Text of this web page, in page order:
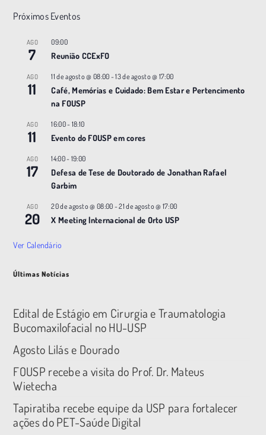
Próximos Eventos
AGO
7
09:00
Reunião CCExFO
AGO
11
11 de agosto @ 08:00 -13 de agosto @ 17:00
Café, Memórias e Cuidado: Bem Estar e Pertencimento
na FOUSP
AGO
11
16:00- 18:10
Evento do FOUSP em cores
AGO
17
14:00- 19:00
Defesa de Tese de Doutorado de Jonathan Rafael
Garbim
AGO
20
20 de agosto @ 08:00 -21 de agosto @ 17:00
X Meeting |nternacional de Orto USP
Ver Calendário
Últimas Notícias
Edital de Estágio em Cirurgia e Traumatologia
Bucomaxilofacial no HU-USP
Agosto Lilás e Dourado
FOUSP recebe a visita do Prof. Dr. Mateus
Wietecha
Tapiratiba recebe equipe da USP para fortalecer
ações do PET-Saúde Digital